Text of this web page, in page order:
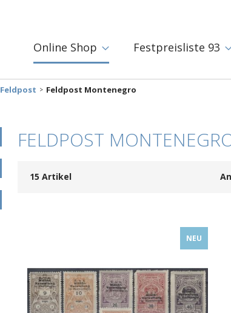
Online Shop Festpreisliste 93
Feldpost Feldpost Montenegro
FELDPOST
15 Artikel
NEU